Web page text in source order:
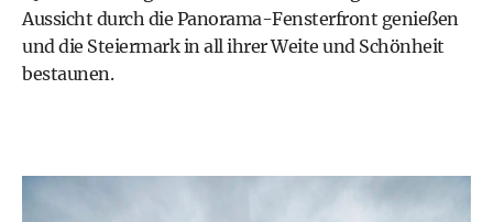
Aussicht durch die Panorama-Fensterfront genießen
und die Steiermark in all ihrer Weite und Schönheit
bestaunen.